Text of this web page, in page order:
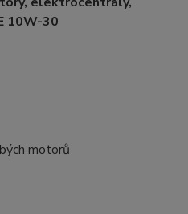
10W-30
motorů